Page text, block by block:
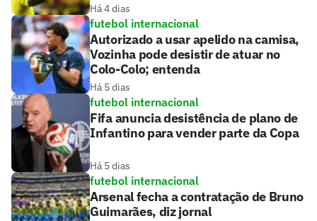
Há 4 dias
futebol internacional
Autorizado a usar apelido na camisa,
Vozinha pode desistir de atuar no
Colo-Colo; entenda
Há 5 dias
futebol internacional
Fifa anuncia desistência de plano de
Infantino para vender parte da Copa
Há 5 dias
futebol internacional
Arsenal fecha a contratação de Bruno
Guimarães, diz jornal